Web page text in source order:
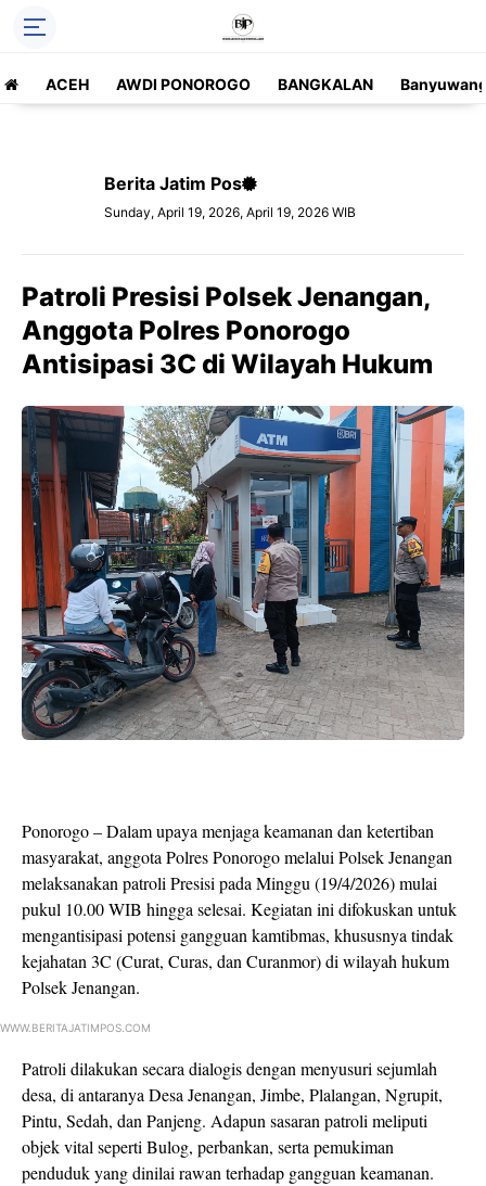
ACEH AWDI PONOROGO BANGKALAN
Berita Jatim Pos
Sunday, April 19, 2026, April 19, 2026 WIB
Patroli Presisi Polsek Jenangan,
Anggota Polres Ponorogo
Antisipasi 3C di Wilayah Hukum
Ponorogo – Dalam upaya menjaga keamanan dan ketertiban
masyarakat, anggota Polres Ponorogo melalui Polsek Jenangan
melaksanakan patroli Presisi pada Minggu (19/4/2026) mulai
pukul 10.00 WIB hingga selesai. Kegiatan ini difokuskan untuk
mengantisipasi potensi gangguan kamtibmas, khususnya tindak
kejahatan 3C (Curat, Curas, dan Curanmor) di wilayah hukum
Polsek Jenangan.
WWW.BERITAJATIMPOS.COM
Patroli dilakukan secara dialogis dengan menyusuri sejumlah
desa, di antaranya Desa Jenangan, Jimbe, Plalangan, Ngrupit,
Pintu, Sedah, dan Panjeng. Adapun sasaran patroli meliputi
objek vital seperti Bulog, perbankan, serta pemukiman
penduduk yang dinilai rawan terhadap gangguan keamanan.